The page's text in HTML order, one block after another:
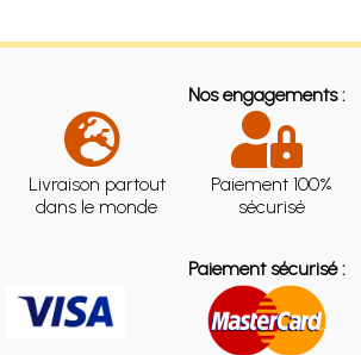
Nos engagements :
Livraison partout
dans le monde
Paiement 100%
sécurisé
Paiement sécurisé :